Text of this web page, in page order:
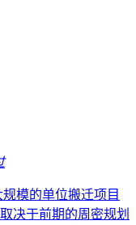
模的单位搬迁项目
决于前期的周密规划